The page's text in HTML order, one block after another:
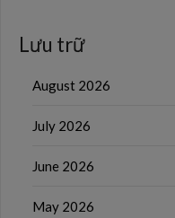
Lưu trữ
August 2026
July 2026
June 2026
May 2026